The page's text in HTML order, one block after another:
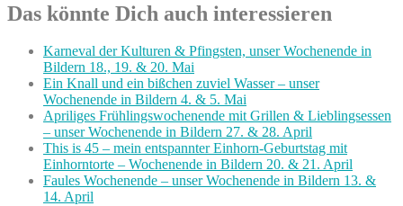
Das könnte Dich auch interessieren
Karneval der Kulturen & Pfingsten, unser Wochenende in
Bildern 18., 19. & 20. Mai
Ein Knall und ein bißchen zuviel Wasser – unser
Wochenende in Bildern 4. & 5. Mai
Apriliges Frühlingswochenende mit Grillen & Lieblingsessen
– unser Wochenende in Bildern 27. & 28. April
This is 45 – mein entspannter Einhorn-Geburtstag mit
Einhorntorte – Wochenende in Bildern 20. & 21. April
Faules Wochenende – unser Wochenende in Bildern 13. &
14. April